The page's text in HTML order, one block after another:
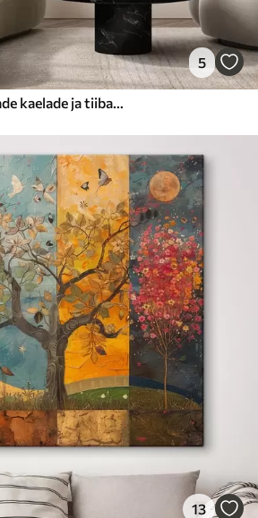
5
Kaks suurt halli, pikkade kaelade ja tiibadega kraanat, mis seisavad puudest ümbritsetud udujärves
13